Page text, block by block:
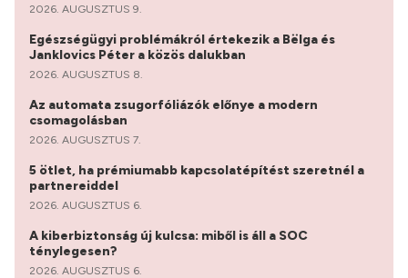
2026. AUGUSZTUS 9.
Egészségügyi problémákról értekezik a Bëlga és
Janklovics Péter a közös dalukban
2026. AUGUSZTUS 8.
Az automata zsugorfóliázók előnye a modern
csomagolásban
2026. AUGUSZTUS 7.
5 ötlet, ha prémiumabb kapcsolatépítést szeretnél a
partnereiddel
2026. AUGUSZTUS 6.
A kiberbiztonság új kulcsa: miből is áll a SOC
ténylegesen?
2026. AUGUSZTUS 6.